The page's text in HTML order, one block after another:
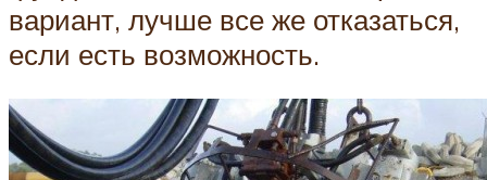
вариант, лучше все же отказаться,
если есть возможность.